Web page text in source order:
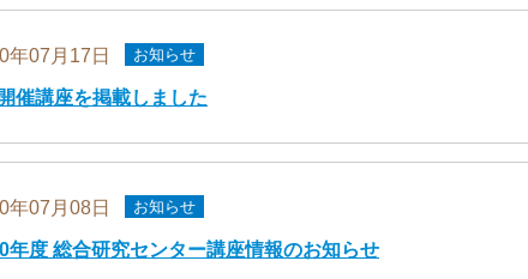
年07月17日 お知らせ
催講座を掲載しました
年07月08日 お知らせ
年度 総合研究センター講座情報のお知らせ